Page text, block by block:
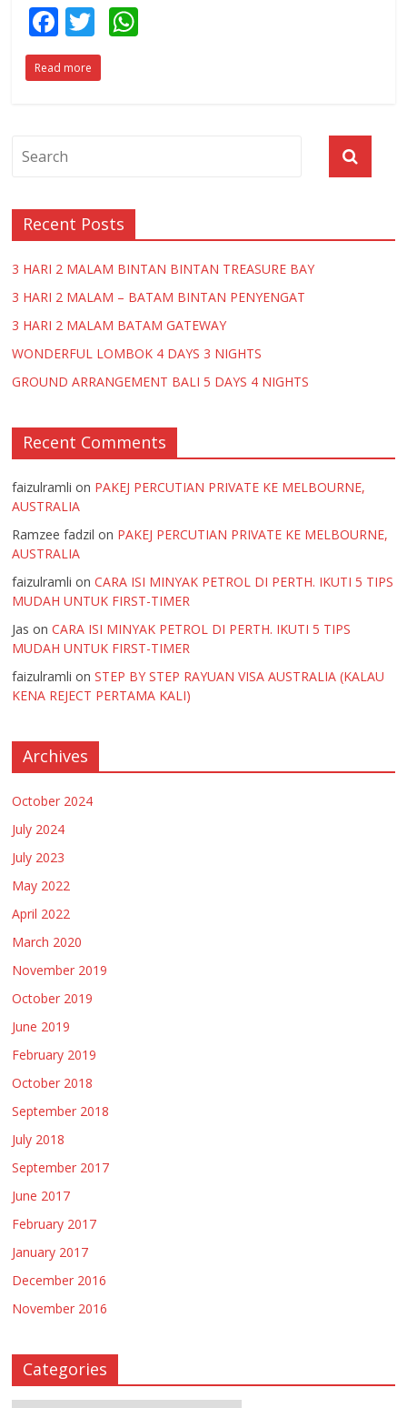
F
ac
e
o
T
w
itt
Read more
Recent Posts
3 HARI 2 MALAM BINTAN BINTAN TREASURE BAY
3 HARI 2 MALAM – BATAM BINTAN PENYENGAT
3 HARI 2 MALAM BATAM GATEWAY
WONDERFUL LOMBOK 4 DAYS 3 NIGHTS
GROUND ARRANGEMENT BALI 5 DAYS 4 NIGHTS
Recent Comments
faizulramli on PAKEJ PERCUTIAN PRIVATE KE MELBOURNE,
AUSTRALIA
Ramzee fadzil on PAKEJ PERCUTIAN PRIVATE KE MELBOURNE,
AUSTRALIA
faizulramli onCARA ISI MINYAK PETROL DI PERTH. IKUTI 5 TIPS
MUDAH UNTUK FIRST-TIMER
Jas onCARA ISI MINYAK PETROL DI PERTH. IKUTI 5 TIPS
MUDAH UNTUK FIRST-TIMER
faizulramli onSTEP BY STEP RAYUAN VISA AUSTRALIA (KALAU
KENA REJECT PERTAMA KALI)
Archives
October 2024
July 2024
July 2023
May 2022
April 2022
March 2020
November 2019
October 2019
June 2019
February 2019
October 2018
September 2018
July 2018
September 2017
June 2017
February 2017
January 2017
December 2016
November 2016
Categories